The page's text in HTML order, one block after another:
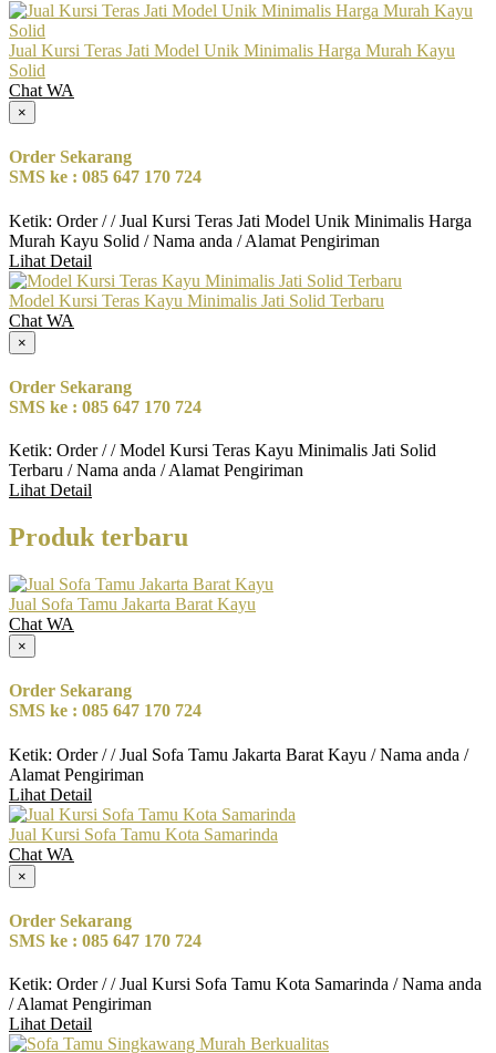
Jual Kursi Teras Jati Model Unik Minimalis Harga Murah Kayu
Solid
Chat WA
×
Order Sekarang
SMS ke : 085 647 170 724
Ketik: Order / / Jual Kursi Teras Jati Model Unik Minimalis Harga
Murah Kayu Solid / Nama anda / Alamat Pengiriman
Lihat Detail
Model Kursi Teras Kayu Minimalis Jati Solid Terbaru
Chat WA
×
Order Sekarang
SMS ke : 085 647 170 724
Ketik: Order / / Model Kursi Teras Kayu Minimalis Jati Solid
Terbaru / Nama anda / Alamat Pengiriman
Lihat Detail
Produk terbaru
Jual Sofa Tamu Jakarta Barat Kayu
Chat WA
×
Order Sekarang
SMS ke : 085 647 170 724
Ketik: Order / / Jual Sofa Tamu Jakarta Barat Kayu / Nama anda /
Alamat Pengiriman
Lihat Detail
Jual Kursi Sofa Tamu Kota Samarinda
Chat WA
×
Order Sekarang
SMS ke : 085 647 170 724
Ketik: Order / / Jual Kursi Sofa Tamu Kota Samarinda / Nama anda
/ Alamat Pengiriman
Lihat Detail